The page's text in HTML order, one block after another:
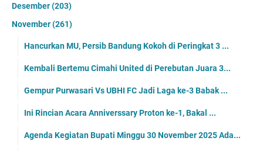
Desember(203)
November(261)
Hancurkan MU, Persib Bandung Kokoh di Peringkat 3 ...
Kembali Bertemu Cimahi United di Perebutan Juara 3...
Gempur Purwasari Vs UBHI FC Jadi Laga ke-3 Babak ...
Ini Rincian Acara Anniverssary Proton ke-1, Bakal ...
Agenda Kegiatan Bupati Minggu 30 November 2025 Ada...